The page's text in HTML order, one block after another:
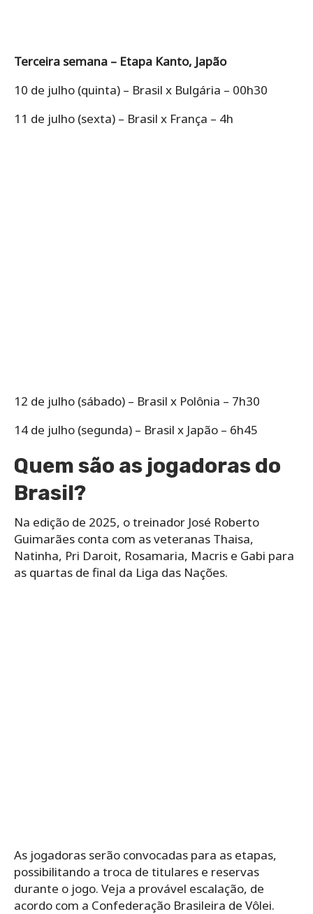
Terceira semana – Etapa Kanto, Japão
10 de julho (quinta) – Brasil x Bulgária – 00h30
11 de julho (sexta) – Brasil x França – 4h
12 de julho (sábado) – Brasil x Polônia – 7h30
14 de julho (segunda) – Brasil x Japão – 6h45
Quem são as jogadoras do
Brasil?
Na edição de 2025, o treinador José Roberto
Guimarães conta com as veteranas Thaisa,
Natinha, Pri Daroit, Rosamaria, Macris e Gabi para
as quartas de final da Liga das Nações.
As jogadoras serão convocadas para as etapas,
possibilitando a troca de titulares e reservas
durante o jogo. Veja a provável escalação, de
acordo com a Confederação Brasileira de Vôlei.